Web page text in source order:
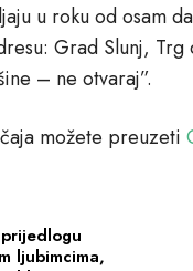
u roku od osam
Grad Slunj,
– ne otvaraj”.
možete preuzeti
ljubimcima,